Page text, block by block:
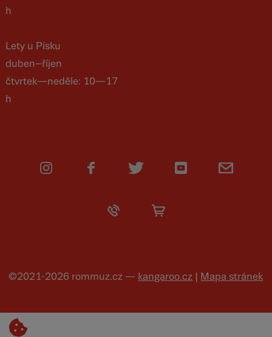
h
Lety u Písku
duben–říjen
čtvrtek—neděle: 10—17
h
©2021-2026 rommuz.cz — kangaroo.cz Mapa stránek